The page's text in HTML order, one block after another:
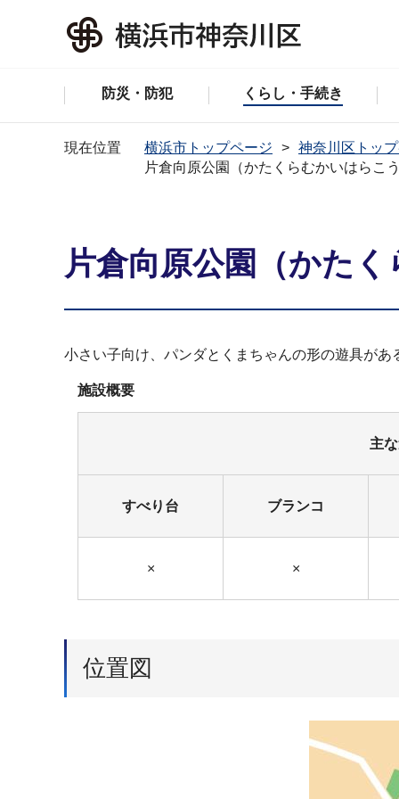
防災・防犯 くらし・手続き
現在位置 横浜市トップページ
神奈川区トッ
片倉向原公園（かたくらむかいはらこ
片倉向原公園（かた
小さい子向け、パンダとくまちゃんの形の遊具があ
施設概要
主
すべり台 ブランコ
× ×
位置図